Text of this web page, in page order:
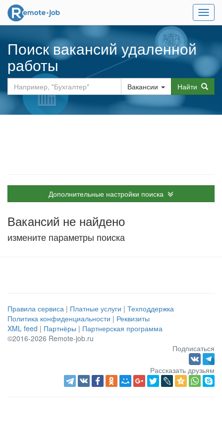
Меню
Поиск вакансий удаленной
работы
Вакансии Найти
Дополнительные настройки поиска
Вакансий не найдено
измените параметры поиска
Правила сервиса | Платные услуги | Техподдержка
Политика конфиденциальности | Реквизиты
XML feed | Партнёры | Партнерская программа
©2016-2026 Remote-job.ru
Подписаться
Рассказать друзьям